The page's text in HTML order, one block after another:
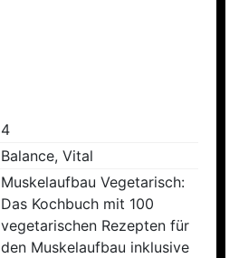
4
Balance, Vital
Muskelaufbau Vegetarisch:
Das Kochbuch mit 100
vegetarischen Rezepten für
den Muskelaufbau inklusive